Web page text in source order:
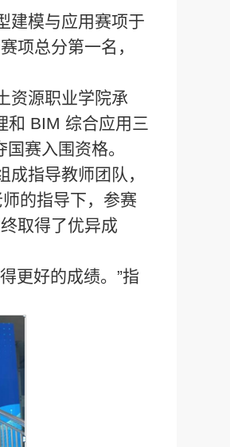
建模与应用赛项于
项总分第一名，
资源职业学院承
和 BIM 综合应用三
赛入围资格。
指导教师团队，
的指导下，参赛
取得了优异成
更好的成绩。”指